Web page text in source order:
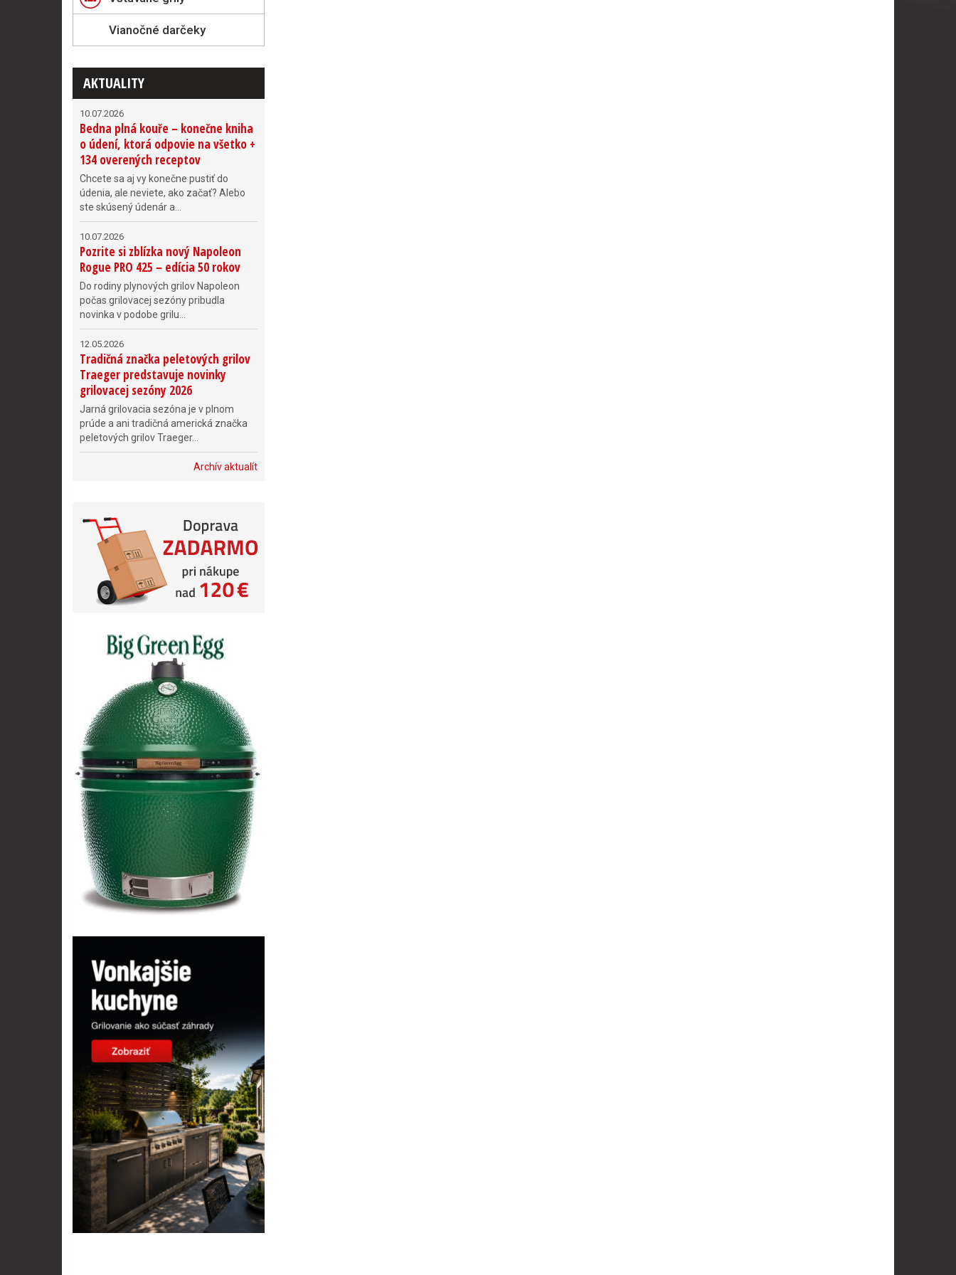
Vianočné darčeky
AKTUALITY
10.07.2026
Bedna plná kouře – konečne kniha
o údení, ktorá odpovie na všetko +
134 overených receptov
Chcete sa aj vy konečne pustiť do
údenia, ale neviete, ako začať? Alebo
ste skúsený údenár a...
10.07.2026
Pozrite si zblízka nový Napoleon
Rogue PRO 425 – edícia 50 rokov
Do rodiny plynových grilov Napoleon
počas grilovacej sezóny pribudla
novinka v podobe grilu...
12.05.2026
Tradičná značka peletových grilov
Traeger predstavuje novinky
grilovacej sezóny 2026
Jarná grilovacia sezóna je v plnom
prúde a ani tradičná americká značka
peletových grilov Traeger...
Archív aktualít